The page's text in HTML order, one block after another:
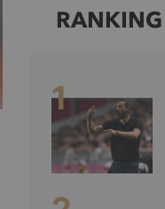
RANKING